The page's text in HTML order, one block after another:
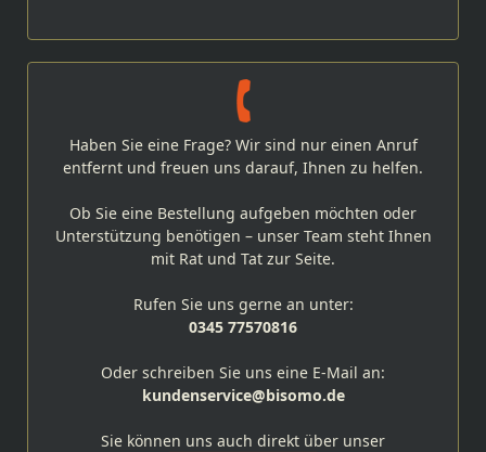
Haben Sie eine Frage? Wir sind nur einen Anruf
entfernt und freuen uns darauf, Ihnen zu helfen.
Ob Sie eine Bestellung aufgeben möchten oder
Unterstützung benötigen – unser Team steht Ihnen
mit Rat und Tat zur Seite.
Rufen Sie uns gerne an unter:
0345 77570816
Oder schreiben Sie uns eine E-Mail an:
kundenservice@bisomo.de
Sie können uns auch direkt über unser